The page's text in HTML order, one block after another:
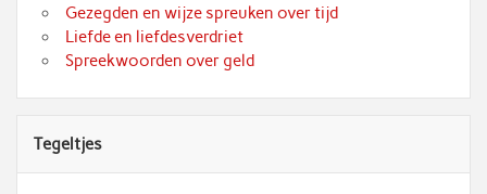
Gezegden en wijze spreuken over tijd
Liefde en liefdesverdriet
Spreekwoorden over geld
Tegeltjes